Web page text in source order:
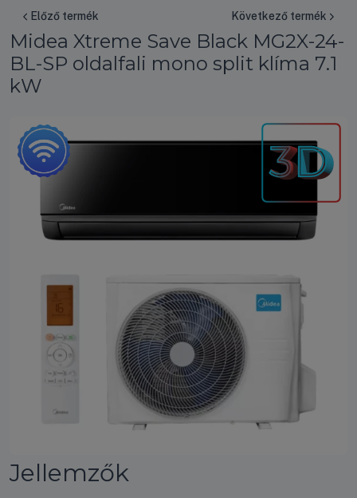
Előző termék Következő termék
Midea Xtreme Save Black MG2X-24-
BL-SP oldalfali mono split klíma 7.1
kW
Jellemzők